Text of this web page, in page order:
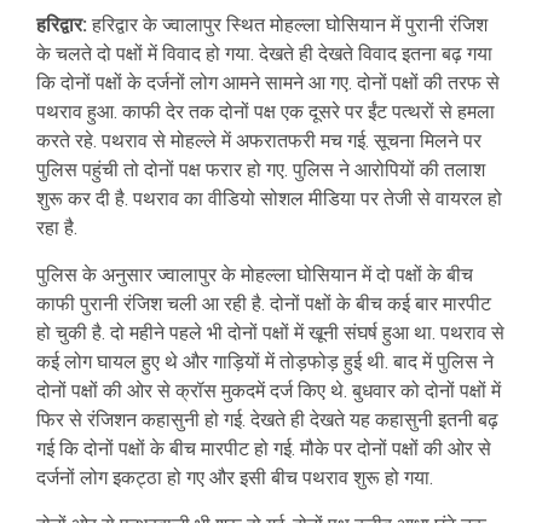
हरिद्वार: हरिद्वार के ज्वालापुर स्थित मोहल्ला घोसियान में पुरानी रंजिश
के चलते दो पक्षों में विवाद हो गया. देखते ही देखते विवाद इतना बढ़ गया
कि दोनों पक्षों के दर्जनों लोग आमने सामने आ गए. दोनों पक्षों की तरफ से
पथराव हुआ. काफी देर तक दोनों पक्ष एक दूसरे पर ईंट पत्थरों से हमला
करते रहे. पथराव से मोहल्ले में अफरातफरी मच गई. सूचना मिलने पर
पुलिस पहुंची तो दोनों पक्ष फरार हो गए. पुलिस ने आरोपियों की तलाश
शुरू कर दी है. पथराव का वीडियो सोशल मीडिया पर तेजी से वायरल हो
रहा है.
पुलिस के अनुसार ज्वालापुर के मोहल्ला घोसियान में दो पक्षों के बीच
काफी पुरानी रंजिश चली आ रही है. दोनों पक्षों के बीच कई बार मारपीट
हो चुकी है. दो महीने पहले भी दोनों पक्षों में खूनी संघर्ष हुआ था. पथराव से
कई लोग घायल हुए थे और गाड़ियों में तोड़फोड़ हुई थी. बाद में पुलिस ने
दोनों पक्षों की ओर से क्रॉस मुकदमें दर्ज किए थे. बुधवार को दोनों पक्षों में
फिर से रंजिशन कहासुनी हो गई. देखते ही देखते यह कहासुनी इतनी बढ़
गई कि दोनों पक्षों के बीच मारपीट हो गई. मौके पर दोनों पक्षों की ओर से
दर्जनों लोग इकट्ठा हो गए और इसी बीच पथराव शुरू हो गया.